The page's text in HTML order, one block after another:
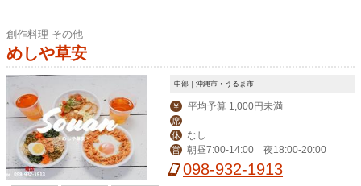
創作料理 その他
めしや草安
中部｜沖縄市・うるま市
￥ 平均予算 1,000円未満
席
休
なし
営 朝昼7:00-14:00 夜18:00-20:00
098-932-1913